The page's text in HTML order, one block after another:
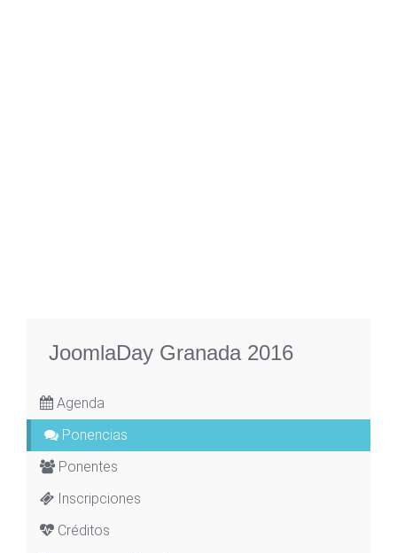
JoomlaDay Granada 2016
Agenda
Ponencias
Ponentes
Inscripciones
Créditos